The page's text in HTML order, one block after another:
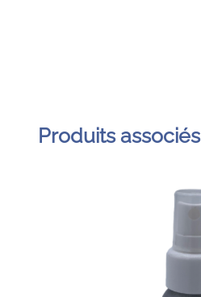
Produits associés